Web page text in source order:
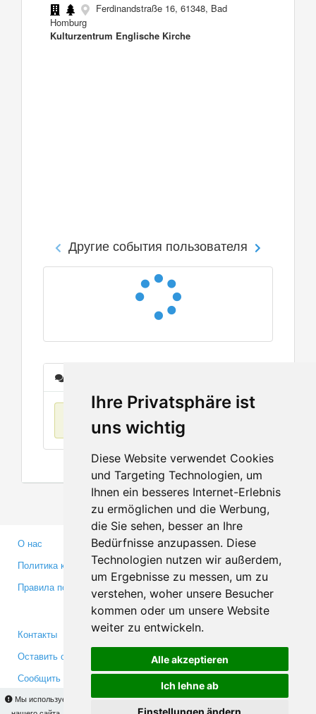
Ihre Privatsphäre ist
uns wichtig
Diese Website verwendet Cookies
und Targeting Technologien, um
Ihnen ein besseres Internet-Erlebnis
zu ermöglichen und die Werbung,
die Sie sehen, besser an Ihre
Bedürfnisse anzupassen. Diese
Technologien nutzen wir außerdem,
um Ergebnisse zu messen, um zu
verstehen, woher unsere Besucher
kommen oder um unsere Website
weiter zu entwickeln.
Alle akzeptieren
Ich lehne ab
Мы используем cookies для того, чтобы Вы могли использовать весь функционал
Ferdinandstraße 16, 61348, Bad
Homburg
Kulturzentrum Englische Kirche
Другие события пользователя
О нас
Политика конфиденциальности
Правила пользования
Партнерам
Инвесторам
Медиа
Контакты
Оставить отзыв
Сообщить об ошибке
Facebook
Twitter
YouTube
Google+